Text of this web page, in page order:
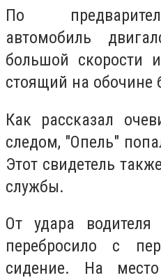
По
автомобиль
большой скорости
стоящий на обочине
Как рассказал
следом, "Опель"
Этот свидетель
службы.
От удара
перебросило с
сидение. На